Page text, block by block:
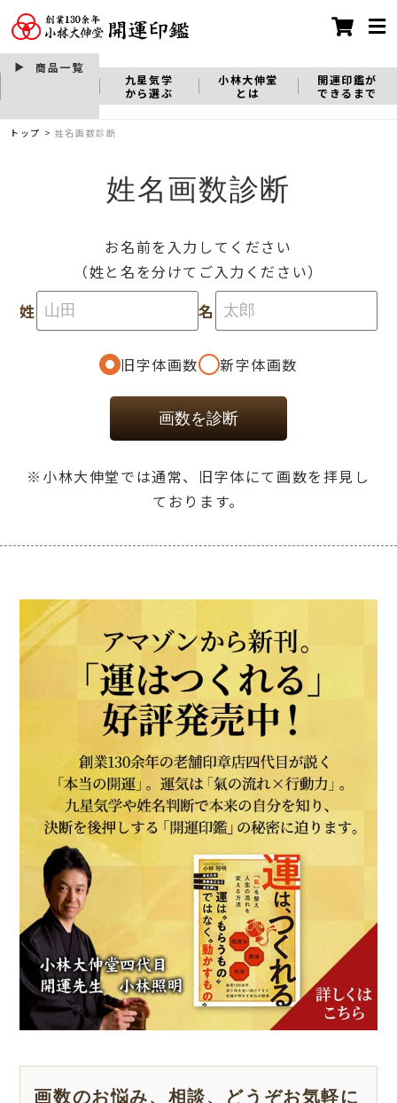
商品一覧
九星気学
から選ぶ
小林大伸堂
とは
開運印鑑が
できるまで
トップ > 姓名画数診断
姓名画数診断
お名前を入力してください
（姓と名を分けてご入力ください）
姓 名
旧字体画数 新字体画数
画数を診断
※小林大伸堂では通常、旧字体にて画数を拝見し
ております。
画数のお悩み、相談、どうぞお気軽に